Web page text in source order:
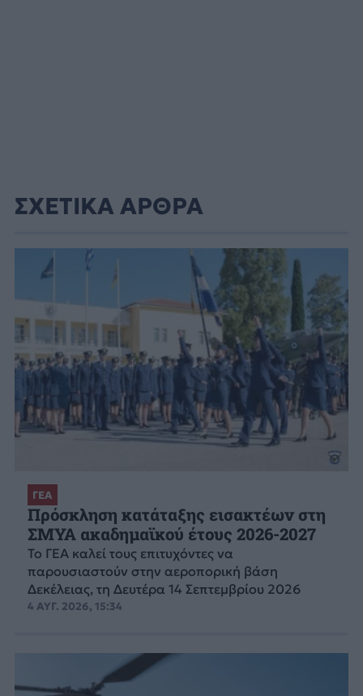
ΣΧΕΤΙΚΑ ΑΡΘΡΑ
ΓΕΑ
Πρόσκληση κατάταξης εισακτέων στη
ΣΜΥΑ ακαδημαϊκού έτους 2026-2027
Το ΓΕΑ καλεί τους επιτυχόντες να
παρουσιαστούν στην αεροπορική βάση
Δεκέλειας, τη Δευτέρα 14 Σεπτεμβρίου 2026
4 ΑΥΓ. 2026, 15:34